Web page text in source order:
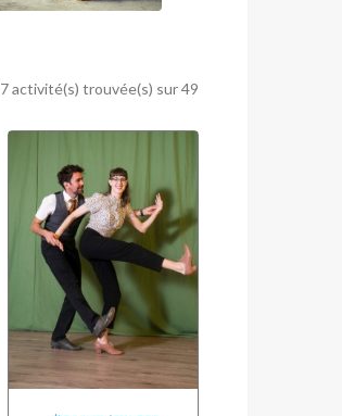
7 activité(s) trouvée(s) sur 49